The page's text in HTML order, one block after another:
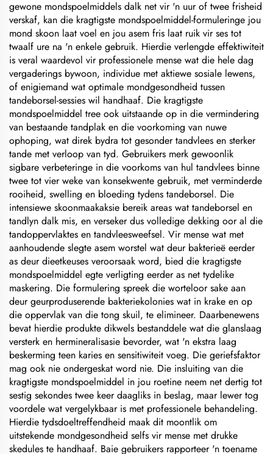
gewone mondspoelmiddels dalk net vir 'n uur of twee frisheid
verskaf, kan die kragtigste mondspoelmiddel-formuleringe jou
mond skoon laat voel en jou asem fris laat ruik vir ses tot
twaalf ure na 'n enkele gebruik. Hierdie verlengde effektiwiteit
is veral waardevol vir professionele mense wat die hele dag
vergaderings bywoon, individue met aktiewe sosiale lewens,
of enigiemand wat optimale mondgesondheid tussen
tandeborsel-sessies wil handhaaf. Die kragtigste
mondspoelmiddel tree ook uitstaande op in die vermindering
van bestaande tandplak en die voorkoming van nuwe
ophoping, wat direk bydra tot gesonder tandvlees en sterker
tande met verloop van tyd. Gebruikers merk gewoonlik
sigbare verbeteringe in die voorkoms van hul tandvlees binne
twee tot vier weke van konsekwente gebruik, met verminderde
rooiheid, swelling en bloeding tydens tandeborsel. Die
intensiewe skoonmaakaksie bereik areas wat tandeborsel en
tandlyn dalk mis, en verseker dus volledige dekking oor al die
tandoppervlaktes en tandvleesweefsel. Vir mense wat met
aanhoudende slegte asem worstel wat deur bakterieë eerder
as deur dieetkeuses veroorsaak word, bied die kragtigste
mondspoelmiddel egte verligting eerder as net tydelike
maskering. Die formulering spreek die worteloor sake aan
deur geurproduserende bakteriekolonies wat in krake en op
die oppervlak van die tong skuil, te elimineer. Daarbenewens
bevat hierdie produkte dikwels bestanddele wat die glanslaag
versterk en hermineralisasie bevorder, wat 'n ekstra laag
beskerming teen karies en sensitiwiteit voeg. Die geriefsfaktor
mag ook nie ondergeskat word nie. Die insluiting van die
kragtigste mondspoelmiddel in jou roetine neem net dertig tot
sestig sekondes twee keer daagliks in beslag, maar lewer tog
voordele wat vergelykbaar is met professionele behandeling.
Hierdie tydsdoeltreffendheid maak dit moontlik om
uitstekende mondgesondheid selfs vir mense met drukke
skedules te handhaaf. Baie gebruikers rapporteer 'n toename